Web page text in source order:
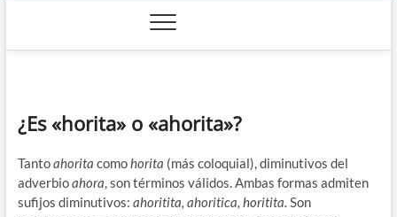
¿Es «horita» o «ahorita»?
Tantoahorita comohorita (más coloquial), diminutivos del
adverbioahora, son términos válidos. Ambas formas admiten
sufijos diminutivos: ahoritita, ahoritica, horitita. Son